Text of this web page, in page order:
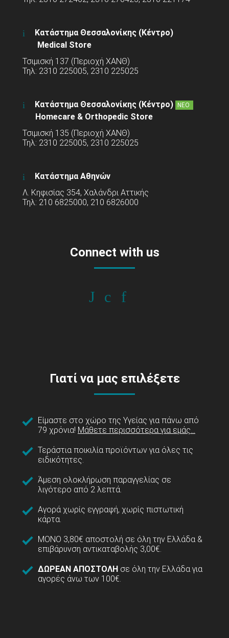
Κατάστημα Θεσσαλονίκης (Κέντρο)
Medical Store
Τσιμισκή 137 (Περιοχή ΧΑΝΘ)
Τηλ: 2310 225005, 2310 225025
Κατάστημα Θεσσαλονίκης (Κέντρο) ΝΕΟ
Homecare & Orthopedic Store
Τσιμισκή 135 (Περιοχή ΧΑΝΘ)
Τηλ: 2310 225005, 2310 225025
Κατάστημα Αθηνών
Λ. Κηφισίας 354, Χαλάνδρι Αττικής
Τηλ: 210 6825000, 210 6826000
Connect with us
Γιατί να μας επιλέξετε
Είμαστε στο χώρο της Υγείας για πάνω από
79 χρόνια! Μάθετε περισσότερα για εμάς...
Τεράστια ποικιλία προϊόντων για όλες τις
ειδικότητες.
Άμεση ολοκλήρωση παραγγελίας σε
λιγότερο από 2 λεπτά.
Αγορά χωρίς εγγραφή, χωρίς πιστωτική
κάρτα.
ΜΟΝΟ 3,80€ αποστολή σε όλη την Ελλάδα &
επιβάρυνση αντικαταβολής 3,00€.
ΔΩΡΕΑΝ ΑΠΟΣΤΟΛΗ σε όλη την Ελλάδα για
αγορές άνω των 100€.